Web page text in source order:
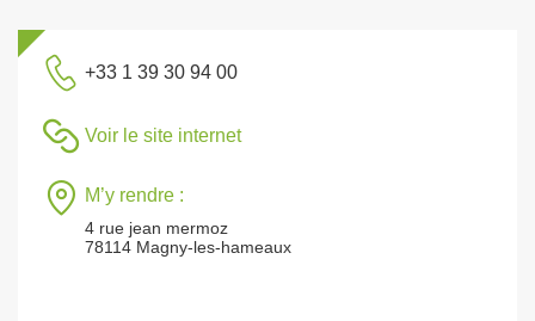
+33 1 39 30 94 00
Voir le site internet
M’y rendre :
4 rue jean mermoz
78114 Magny-les-hameaux